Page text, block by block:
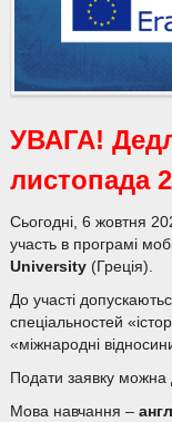
УВАГА!
листопада
Сьогодні, 6 жовтня
участь в програмі
University(Греція).
До участі
спеціальностей
«міжнародні
Подати заявку можна
Мова навчання –